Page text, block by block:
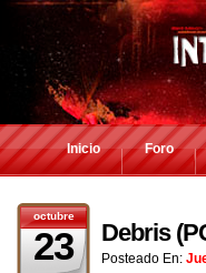
Inicio Foro
octubre
23 Debris
Posteado En: